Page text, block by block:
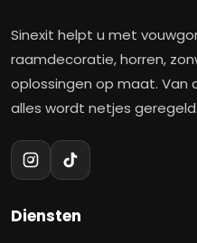
Sinexit helpt u met
raamdecoratie, horren,
oplossingen op maat.
alles wordt netjes geregeld.
Diensten